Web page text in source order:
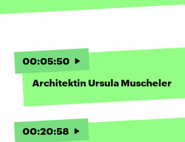
00:05:50
Architektin Ursula Muscheler
00:20:58